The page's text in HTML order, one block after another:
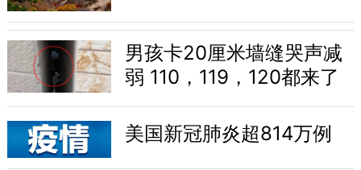
男孩卡20厘米墙缝哭声减
弱 110，119，120都来了
美国新冠肺炎超814万例